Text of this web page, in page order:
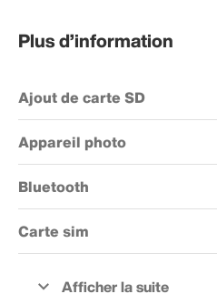
Plus d’information
Ajout de carte SD
Appareil photo
Bluetooth
Carte sim